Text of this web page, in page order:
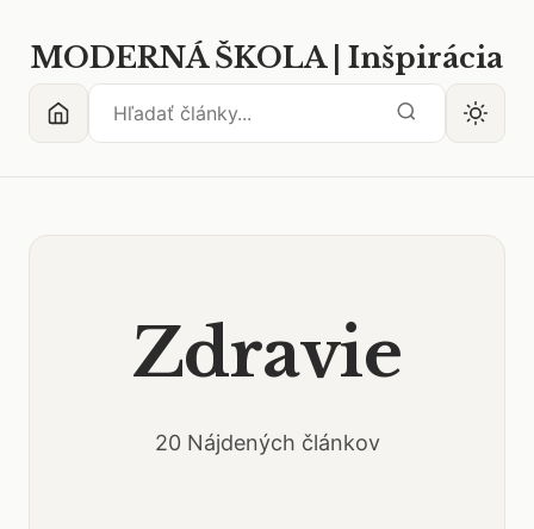
MODERNÁ ŠKOLA | Inšpirácia
Zdravie
20 Nájdených článkov